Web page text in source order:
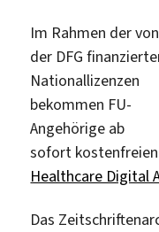
Im Rahmen der von
der DFG
Nationallizenzen
bekommen FU-
Angehörige ab
sofort
Healthcare Digital
Das